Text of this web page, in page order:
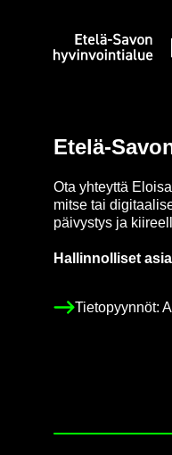
Etusi­vu
Etelä-​
Ota yh­teyt­tä
mit­se tai
päi­vys­tys ja
Hal­lin­nol­li­set
Tie­to­pyyn­nöt: